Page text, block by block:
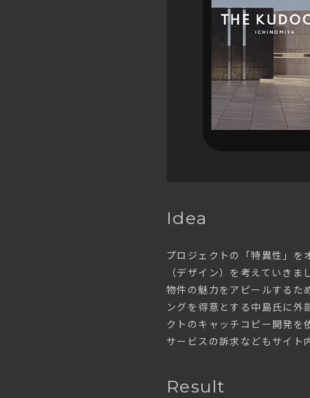
Idea
プロジェクトの「特異性」を
（デザイン）を考えていきま
物件の魅力をアピールするた
ングを得意とする中島氏に
クトのキャッチコピー開発
サービスの訴求などもサイト
Result